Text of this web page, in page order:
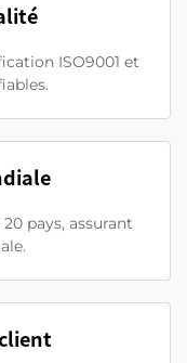
ISO9001 et
pays, assurant